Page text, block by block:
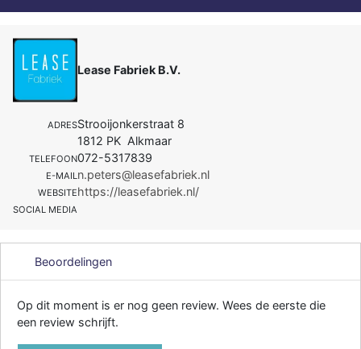
Lease Fabriek B.V.
ADRESStrooijonkerstraat 8
1812 PK Alkmaar
TELEFOON072-5317839
E-MAIL n.peters@leasefabriek.nl
WEBSITEhttps://leasefabriek.nl/
SOCIAL MEDIA
Beoordelingen
Op dit moment is er nog geen review. Wees de eerste die
een review schrijft.